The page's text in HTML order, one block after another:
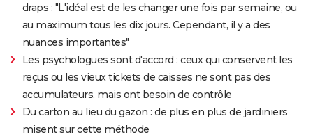
draps : "L'idéal est de les changer une fois par semaine, ou
au maximum tous les dix jours. Cependant, il y a des
nuances importantes"
Les psychologues sont d'accord : ceux qui conservent les
reçus ou les vieux tickets de caisses ne sont pas des
accumulateurs, mais ont besoin de contrôle
Du carton au lieu du gazon : de plus en plus de jardiniers
misent sur cette méthode